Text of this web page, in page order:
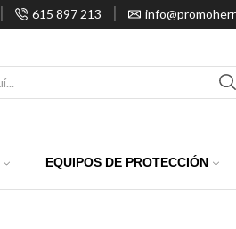
615 897 213
EQUIPOS DE PROTECCIÓN